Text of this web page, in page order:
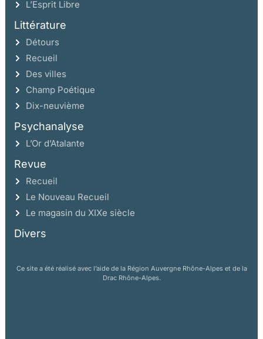
L’Esprit Libre
Littérature
Détours
Recueil
Des villes
Champ Poétique
Dix-neuvième
Psychanalyse
L’Or d’Atalante
Revue
Recueil
Le Nouveau Recueil
Le magasin du XIXe siècle
Divers
Ce site a été réalisé avec l’aide de la Région Auvergne Rhône-Alpes et de la
Drac Rhône-Alpes.